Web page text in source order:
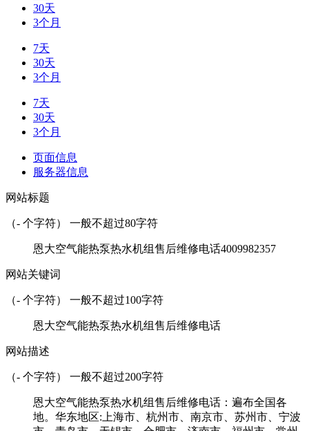
30天
3个月
7天
30天
3个月
7天
30天
3个月
页面信息
服务器信息
网站标题
（- 个字符） 一般不超过80字符
恩大空气能热泵热水机组售后维修电话4009982357
网站关键词
（- 个字符） 一般不超过100字符
恩大空气能热泵热水机组售后维修电话
网站描述
（- 个字符） 一般不超过200字符
恩大空气能热泵热水机组售后维修电话：遍布全国各
地。华东地区:上海市、杭州市、南京市、苏州市、宁波